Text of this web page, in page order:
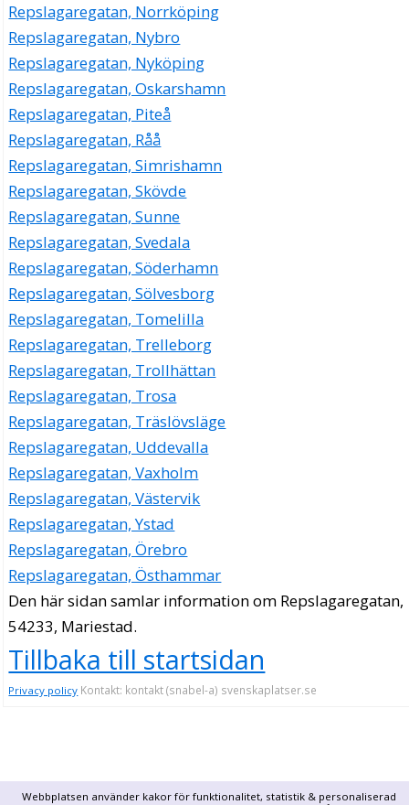
Webbplatsen använder kakor för funktionalitet, statistik & personaliserad
Repslagaregatan, Norrköping
Repslagaregatan, Nybro
Repslagaregatan, Nyköping
Repslagaregatan, Oskarshamn
Repslagaregatan, Piteå
Repslagaregatan, Råå
Repslagaregatan, Simrishamn
Repslagaregatan, Skövde
Repslagaregatan, Sunne
Repslagaregatan, Svedala
Repslagaregatan, Söderhamn
Repslagaregatan, Sölvesborg
Repslagaregatan, Tomelilla
Repslagaregatan, Trelleborg
Repslagaregatan, Trollhättan
Repslagaregatan, Trosa
Repslagaregatan, Träslövsläge
Repslagaregatan, Uddevalla
Repslagaregatan, Vaxholm
Repslagaregatan, Västervik
Repslagaregatan, Ystad
Repslagaregatan, Örebro
Repslagaregatan, Östhammar
Den här sidan samlar information om Repslagaregatan,
54233, Mariestad.
Tillbaka till startsidan
Privacy policy Kontakt: kontakt (snabel-a) svenskaplatser.se